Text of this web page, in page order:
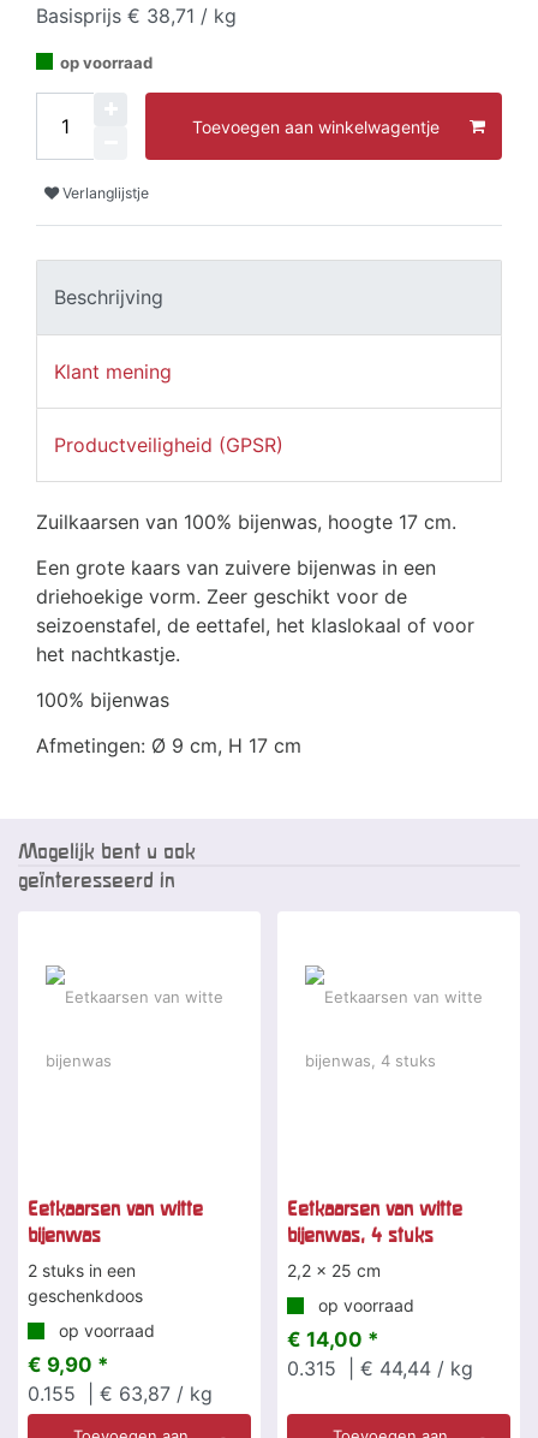
Basisprijs € 38,71 / kg
op voorraad
Toevoegen aan winkelwagentje
Verlanglijstje
Beschrijving
Klant mening
Productveiligheid (GPSR)
Zuilkaarsen van 100% bijenwas, hoogte 17 cm.
Een grote kaars van zuivere bijenwas in een
driehoekige vorm. Zeer geschikt voor de
seizoenstafel, de eettafel, het klaslokaal of voor
het nachtkastje.
100% bijenwas
Afmetingen: Ø 9 cm, H 17 cm
Mogelijk bent u ook
geïnteresseerd in
Eetkaarsen van witte
bijenwas
2 stuks in een
geschenkdoos
op voorraad
€ 9,90 *
0.155
| € 63,87 / kg
Eetkaarsen van witte
bijenwas, 4 stuks
2,2 x 25 cm
op voorraad
€ 14,00 *
0.315
| € 44,44 / kg